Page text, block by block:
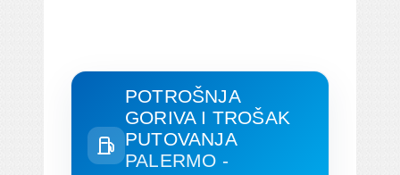
POTROŠNJA
GORIVA I TROŠAK
PUTOVANJA
PALERMO -